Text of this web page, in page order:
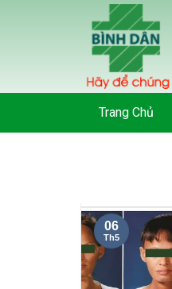
Trang Chủ
06
Th5